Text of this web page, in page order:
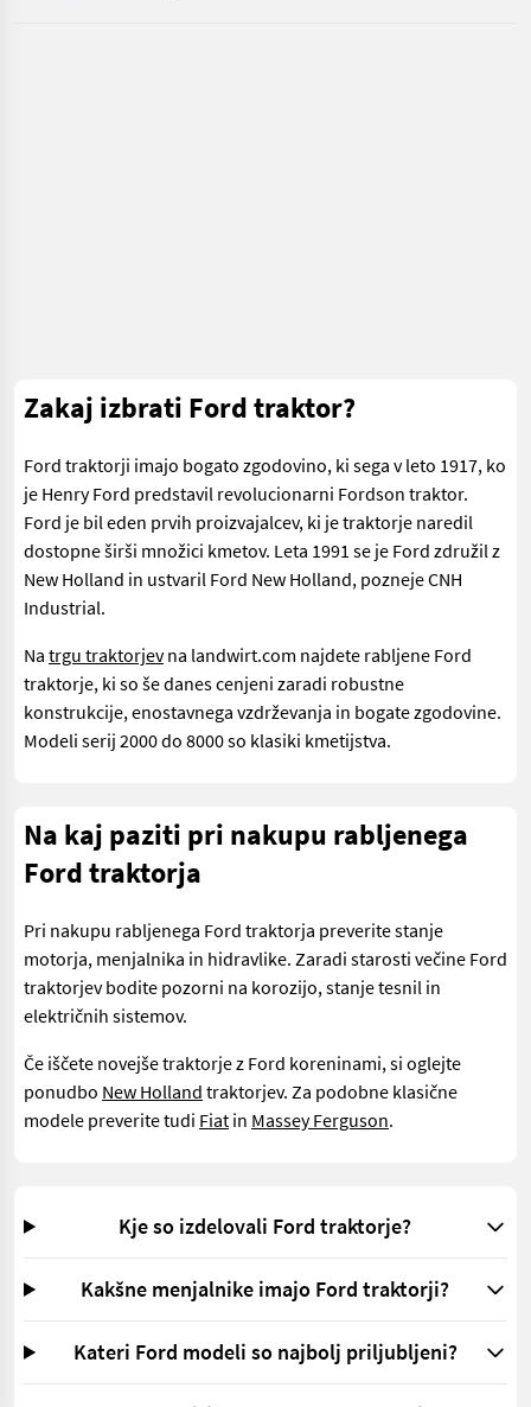
Zakaj izbrati Ford traktor?
Ford traktorji imajo bogato zgodovino, ki sega v leto 1917, ko
je Henry Ford predstavil revolucionarni Fordson traktor.
Ford je bil eden prvih proizvajalcev, ki je traktorje naredil
dostopne širši množici kmetov. Leta 1991 se je Ford združil z
New Holland in ustvaril Ford New Holland, pozneje CNH
Industrial.
Na trgu traktorjevna landwirt.com najdete rabljene Ford
traktorje, ki so še danes cenjeni zaradi robustne
konstrukcije, enostavnega vzdrževanja in bogate zgodovine.
Modeli serij 2000 do 8000 so klasiki kmetijstva.
Na kaj paziti pri nakupu rabljenega
Ford traktorja
Pri nakupu rabljenega Ford traktorja preverite stanje
motorja, menjalnika in hidravlike. Zaradi starosti večine Ford
traktorjev bodite pozorni na korozijo, stanje tesnil in
električnih sistemov.
Če iščete novejše traktorje z Ford koreninami, si oglejte
ponudbo New Holland traktorjev. Za podobne klasične
modele preverite tudi Fiat in Massey Ferguson.
Kje so izdelovali Ford traktorje?
Kakšne menjalnike imajo Ford traktorji?
Kateri Ford modeli so najbolj priljubljeni?